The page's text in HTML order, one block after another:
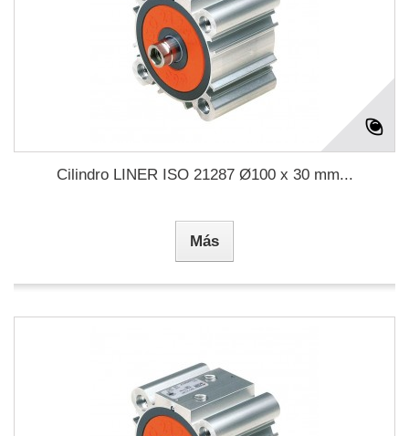
Cilindro LINER ISO 21287 Ø100 x 30 mm...
Más